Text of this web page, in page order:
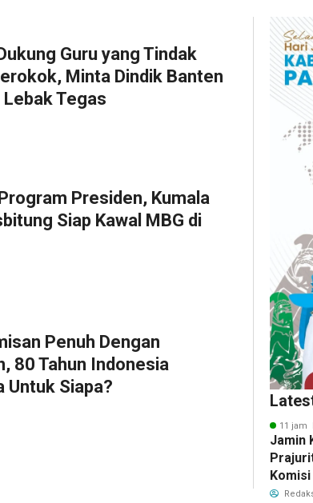
Guru yang Tindak
Minta Dindik Banten
Lebak Tegas
Presiden, Kumala
Siap Kawal MBG di
Penuh Dengan
80 Tahun Indonesia
Untuk Siapa?
11 jam
Jamin
Komisi
Tukin